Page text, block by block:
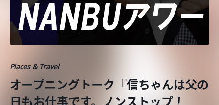
Places & Travel
オープニングトーク『信ちゃんは父の
日もお仕事です。ノンストップ！